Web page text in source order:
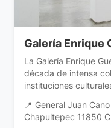
Galería Enrique
La Galería Enrique
década de intensa
instituciones
Explora todas las
visuales. Los
📍 General Juan
Chapultepec 11850